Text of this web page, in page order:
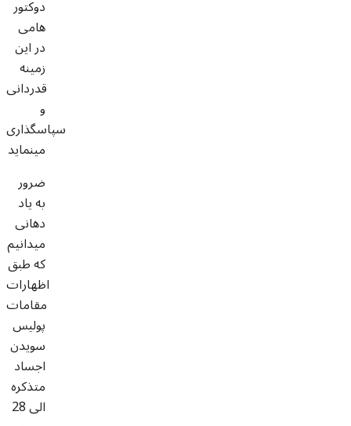
دوکتور
هامی
در این
زمینه
قدردانی
و
سپاسگذاری
مینماید
به یاد
دهانی
میدانیم
که طبق
اظهارات
مقامات
پولیس
سویدن
اجساد
متذکره
الی 28